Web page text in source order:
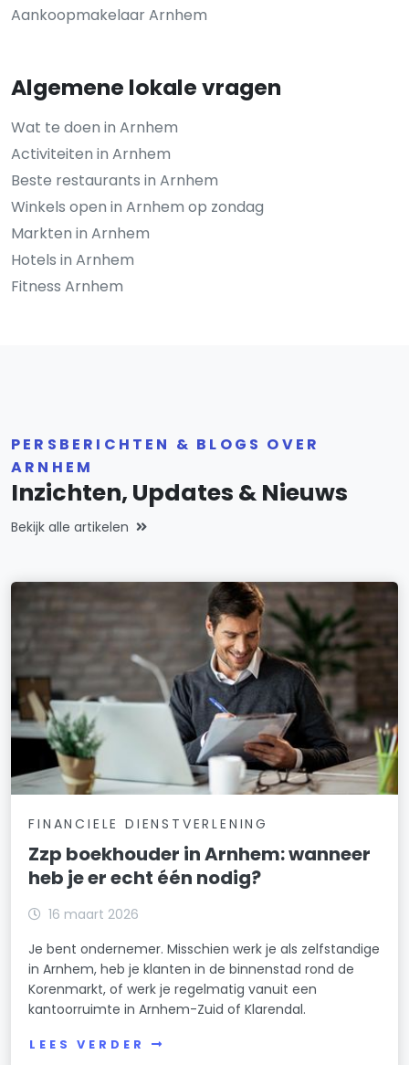
Aankoopmakelaar Arnhem
Algemene lokale vragen
Wat te doen in Arnhem
Activiteiten in Arnhem
Beste restaurants in Arnhem
Winkels open in Arnhem op zondag
Markten in Arnhem
Hotels in Arnhem
Fitness Arnhem
PERSBERICHTEN & BLOGS OVER
ARNHEM
Inzichten, Updates & Nieuws
Bekijk alle artikelen
FINANCIELE DIENSTVERLENING
Zzp boekhouder in Arnhem: wanneer
heb je er echt één nodig?
16 maart 2026
Je bent ondernemer. Misschien werk je als zelfstandige
in Arnhem, heb je klanten in de binnenstad rond de
Korenmarkt, of werk je regelmatig vanuit een
kantoorruimte in Arnhem-Zuid of Klarendal.
LEES VERDER